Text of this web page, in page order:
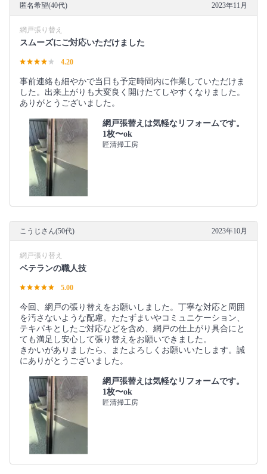
匿名希望(40代) 2023年11月
網戸張り替え
スムーズにご対応いただけました
4.20
事前連絡も細やかで当日も予定時間内に作業していただけま
した。出来上がりも大変良く開けたてしやすくなりました。
ありがとうございました。
網戸張替えは気軽なリフォームです。
1枚〜ok
匠清掃工房
こうじさん(50代) 2023年10月
網戸張り替え
ベテランの職人技
5.00
今回、網戸の張り替えをお願いしました。丁寧な対応と周囲
を汚さないような配慮。たたずまいやコミュニケーション、
テキパキとしたご対応などを含め、網戸の仕上がり具合にと
ても満足し安心して張り替えをお願いできました。
きかいがありましたら、またよろしくお願いいたします。誠
にありがとうございました。
網戸張替えは気軽なリフォームです。
1枚〜ok
匠清掃工房